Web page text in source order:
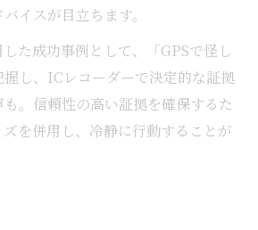
イスが目立ちます。
た成功事例として、「GPSで怪し
し、ICレコーダーで決定的な証拠
。信頼性の高い証拠を確保するた
を併用し、冷静に行動することが